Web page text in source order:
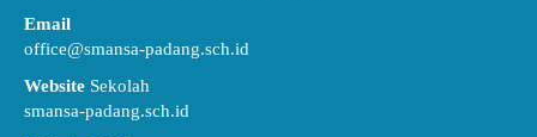
Email
office@smansa-padang.sch.id
Website Sekolah
smansa-padang.sch.id